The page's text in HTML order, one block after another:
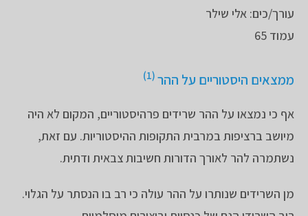
עורך/כים: אלי שילר
עמוד 65
ממצאים היסטוריים על ההר (1)
אף כי נמצאו על ההר שרידים פרהיסטוריים, המקום לא היה
מיושב ברציפות במרבית התקופות ההיסטוריות. עם זאת,
נשתמרה להר לאורך הדורות חשיבות צבאית ודתית.
מן השרידים שנותרו על ההר עולה כי רב בו הנסתר על הגלוי.